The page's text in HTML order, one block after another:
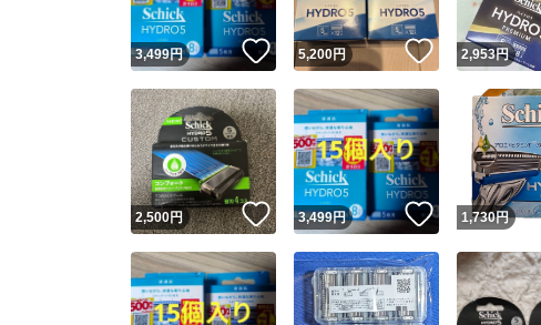
3,499円 いいね！
5,200円 いいね！
2,953円
2,500円 いいね！
3,499円 いいね！
1,730円